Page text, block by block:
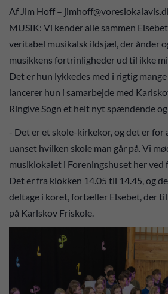
Af Jim Hoff –
MUSIK: Vi kender alle sammen
veritabel musikalsk ildsjæl, der ånder
musikkens fortrinligheder ud til ikke
Det er hun lykkedes med i rigtig
lancerer hun i samarbejde med
Ringive Sogn et helt nyt spændende
- Det er et skole-kirkekor, og det er for
uanset hvilken skole man går på. Vi
musiklokalet i Foreningshuset her ved
Det er fra klokken 14.05 til 14.45, og
deltage i koret, fortæller Elsebet, der
på Karlskov Friskole.